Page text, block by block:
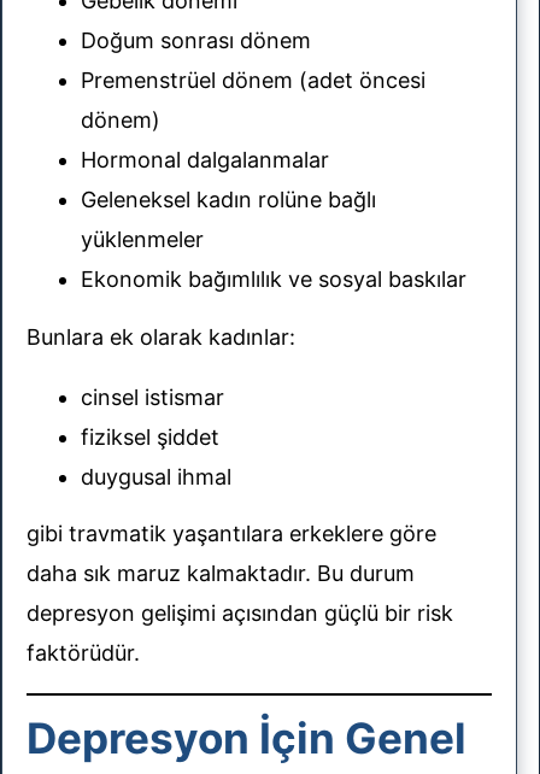
Doğum sonrası dönem
Premenstrüel dönem (adet öncesi
dönem)
Hormonal dalgalanmalar
Geleneksel kadın rolüne bağlı
yüklenmeler
Ekonomik bağımlılık ve sosyal baskılar
Bunlara ek olarak kadınlar:
cinsel istismar
fiziksel şiddet
duygusal ihmal
gibi travmatik yaşantılara erkeklere göre
daha sık maruz kalmaktadır. Bu durum
depresyon gelişimi açısından güçlü bir risk
faktörüdür.
Depresyon İçin Genel